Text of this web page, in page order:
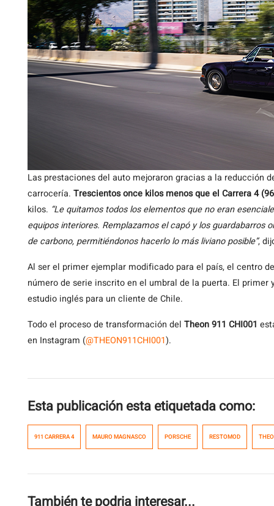
Las prestaciones del auto mejoraron gracias a la reducción
carrocería. Trescientos once kilos menos que el Carrera 4
kilos. “Le quitamos todos los elementos que no eran
equipos interiores. Remplazamos el capó y los guardabarros
de carbono, permitiéndonos hacerlo lo más liviano posible”,
Al ser el primer ejemplar modificado para el país, el centro
número de serie inscrito en el umbral de la puerta. El
estudio inglés para un cliente de Chile.
Todo el proceso de transformación del Theon 911 CHI001
en Instagram (@THEON911CHI001).
Esta publicación esta etiquetada como:
911 CARRERA 4 MAURO MAGNASCO PORSCHE RESTOMOD
También te podria interesar...